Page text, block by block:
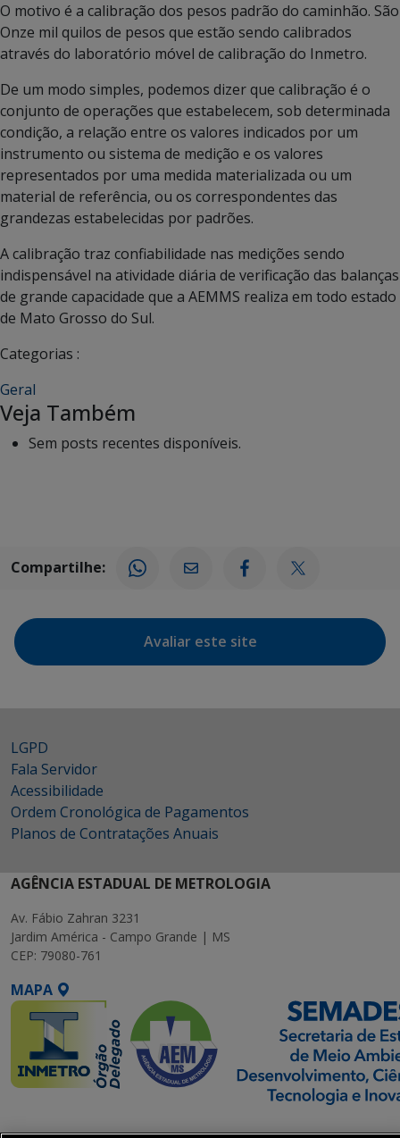
O motivo é a calibração dos pesos padrão do caminhão. São
Onze mil quilos de pesos que estão sendo calibrados
através do laboratório móvel de calibração do Inmetro.
De um modo simples, podemos dizer que calibração é o
conjunto de operações que estabelecem, sob determinada
condição, a relação entre os valores indicados por um
instrumento ou sistema de medição e os valores
representados por uma medida materializada ou um
material de referência, ou os correspondentes das
grandezas estabelecidas por padrões.
A calibração traz confiabilidade nas medições sendo
indispensável na atividade diária de verificação das balanças
de grande capacidade que a AEMMS realiza em todo estado
de Mato Grosso do Sul.
Categorias :
Geral
Veja Também
Sem posts recentes disponíveis.
Compartilhe:
Avaliar este site
LGPD
Fala Servidor
Acessibilidade
Ordem Cronológica de Pagamentos
Planos de Contratações Anuais
AGÊNCIA ESTADUAL DE METROLOGIA
Av. Fábio Zahran 3231
Jardim América - Campo Grande | MS
CEP: 79080-761
MAPA
SETDIG | Secretaria-